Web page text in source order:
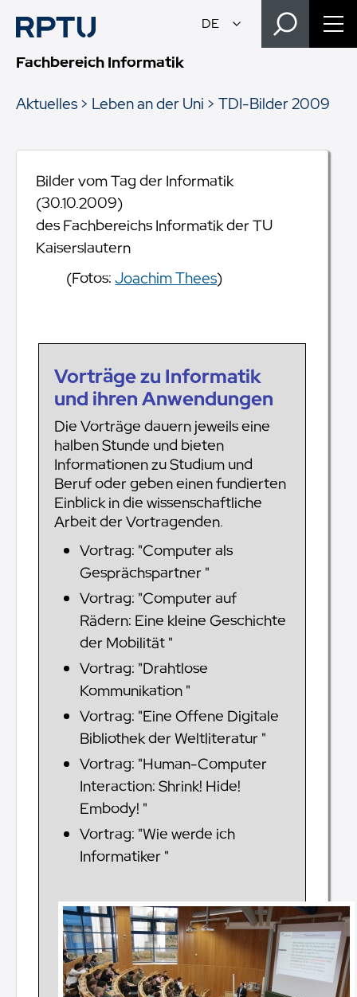
Fachbereich Informatik
Aktuelles
Leben an der Uni TDI-Bilder 2009
Bilder vom Tag der Informatik
(30.10.2009)
des Fachbereichs Informatik der TU
Kaiserslautern
(Fotos:Joachim Thees)
Vorträge zu Informatik
und ihren Anwendungen
Die Vorträge dauern jeweils eine
halben Stunde und bieten
Informationen zu Studium und
Beruf oder geben einen fundierten
Einblick in die wissenschaftliche
Arbeit der Vortragenden.
Vortrag: "Computer als
Gesprächspartner "
Vortrag: "Computer auf
Rädern: Eine kleine Geschichte
der Mobilität "
Vortrag: "Drahtlose
Kommunikation "
Vortrag: "Eine Offene Digitale
Bibliothek der Weltliteratur "
Vortrag: "Human-Computer
Interaction: Shrink! Hide!
Embody! "
Vortrag: "Wie werde ich
Informatiker "